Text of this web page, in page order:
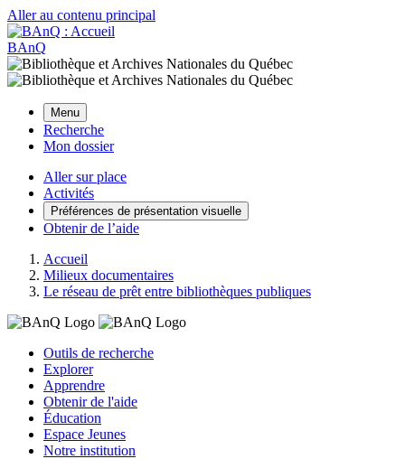
Aller au contenu principal
BAnQ
Menu
Recherche
Mon dossier
Aller sur place
Activités
Préférences de présentation visuelle
Obtenir de l’aide
Accueil
Milieux documentaires
Le réseau de prêt entre bibliothèques publiques
Outils de recherche
Explorer
Apprendre
Obtenir de l'aide
Éducation
Espace Jeunes
Notre institution